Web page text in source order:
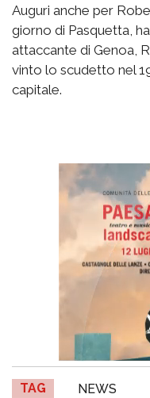
Auguri anche per
giorno di Pasquetta,
attaccante di Genoa,
vinto lo scudetto nel
capitale.
TAG NEWS